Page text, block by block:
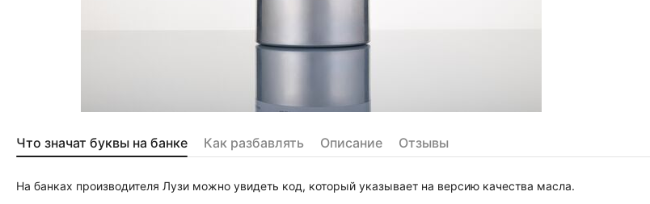
Что значат буквы на банке Как разбавлять Описание Отзывы
На банках производителя Лузи можно увидеть код, который указывает на версию качества масла.